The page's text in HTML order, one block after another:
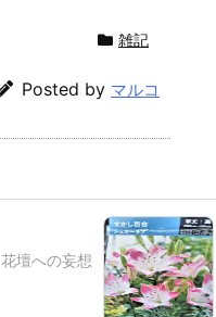
雑記
Posted by マルコ
花壇への妄想